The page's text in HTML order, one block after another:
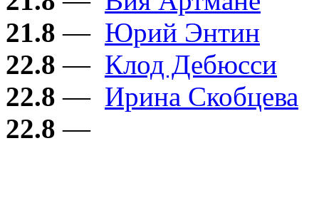
21.8 — Юрий Энтин
22.8 — Клод Дебюсси
22.8 — Ирина Скобцева
22.8 —